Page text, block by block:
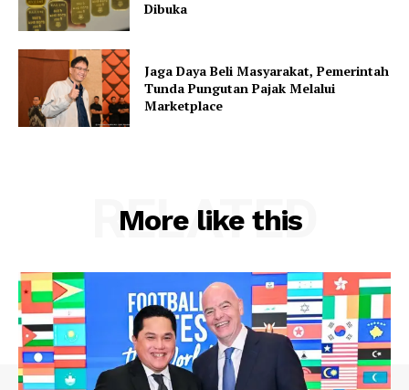
Dibuka
Jaga Daya Beli Masyarakat, Pemerintah
Tunda Pungutan Pajak Melalui
Marketplace
More like this
RELATED